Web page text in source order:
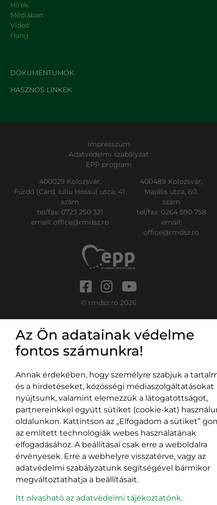
Hírek
Médiában
Videó
Hang
DOKUMENTUMOK
HASZNOS LINKEK
Impresszum
Adatvédelmi szabályzat
EPP program
400029 Kolozsvár,
Fürdő (Card. Iuliu Hossu) utca, 41.
szám
tel/fax: 0723 250 321
email:office@rmdsz.ro
400489 Kolozsvár,
Majális utca, 60.
szám
tel/fax: 0264 590 758
email:
office@rmdsz.ro
© rmdsz.ro 2026
Az Ön adatainak védelme
fontos számunkra!
Annak érdekében, hogy személyre szabjuk a
és a hirdetéseket, közösségi médiaszolgáltatásokat
nyújtsunk, valamint elemezzük a látogatottságot,
partnereinkkel együtt sütiket (cookie-kat)
oldalunkon. Kattintson az „Elfogadom a sütiket”
az említett technológiák webes használatának
elfogadásához. A beállításai csak erre a weboldalra
érvényesek. Erre a webhelyre visszatérve, vagy az
adatvédelmi szabályzatunk segítségével bármikor
megváltoztathatja a beállításait.
Itt olvasható az adatvédelmi tájékoztatónk.